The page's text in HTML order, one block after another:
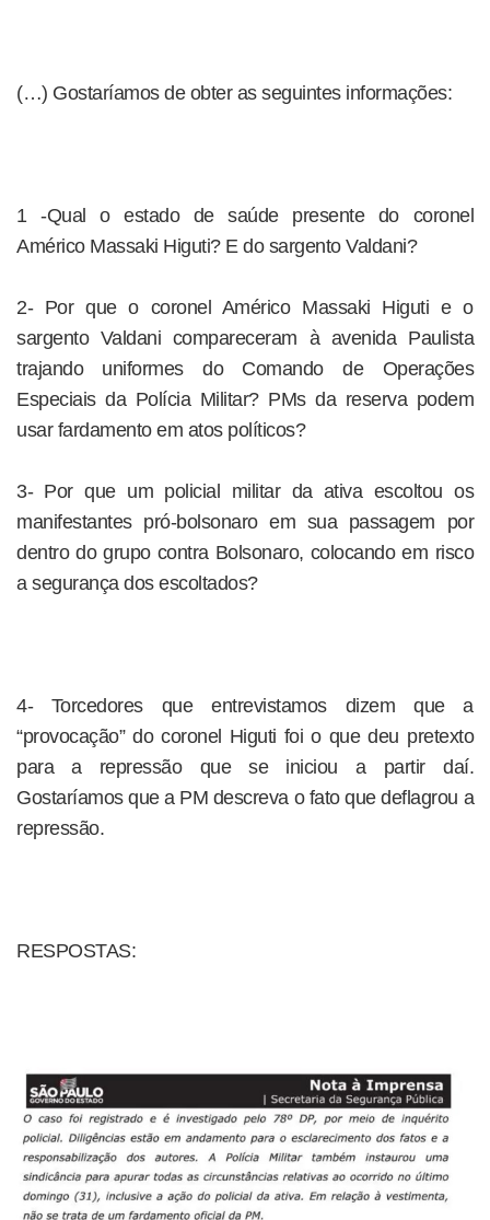
(…) Gostaríamos de obter as seguintes informações:
1 -Qual o estado de saúde presente do coronel
Américo Massaki Higuti? E do sargento Valdani?
2- Por que o coronel Américo Massaki Higuti e o
sargento Valdani compareceram à avenida Paulista
trajando uniformes do Comando de Operações
Especiais da Polícia Militar? PMs da reserva podem
usar fardamento em atos políticos?
3- Por que um policial militar da ativa escoltou os
manifestantes pró-bolsonaro em sua passagem por
dentro do grupo contra Bolsonaro, colocando em risco
a segurança dos escoltados?
4- Torcedores que entrevistamos dizem que a
“provocação” do coronel Higuti foi o que deu pretexto
para a repressão que se iniciou a partir daí.
Gostaríamos que a PM descreva o fato que deflagrou a
repressão.
RESPOSTAS: